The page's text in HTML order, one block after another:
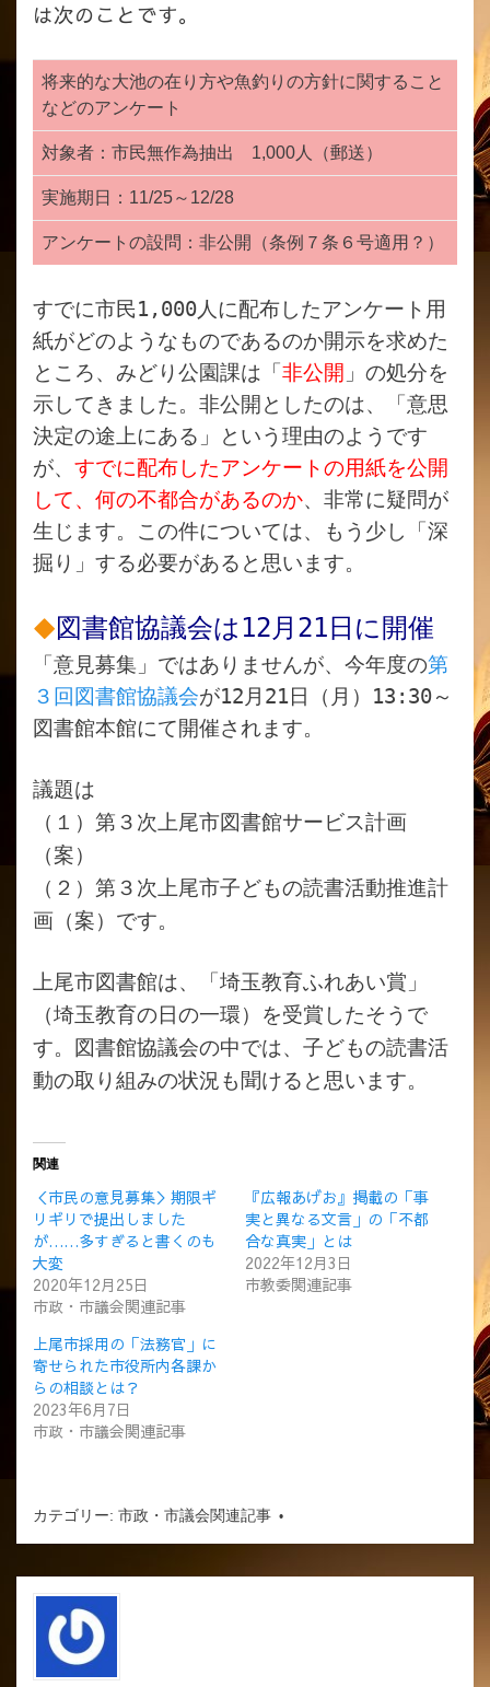
は次のことです。
将来的な大池の在り方や魚釣りの方針に関すること
などのアンケート
対象者：市民無作為抽出 1,000人（郵送）
実施期日：11/25～12/28
アンケートの設問：非公開（条例７条６号適用？）
すでに市民1,000人に配布したアンケート用
紙がどのようなものであるのか開示を求めた
ところ、みどり公園課は「 非公開 」の処分を
示してきました。非公開としたのは、「意思
決定の途上にある」という理由のようです
が、 すでに配布したアンケートの用紙を公開
して、何の不都合があるのか、非常に疑問が
生じます。この件については、もう少し「深
掘り」する必要があると思います。
図書館協議会は12月21日に開催
「意見募集」ではありませんが、今年度の第
３回図書館協議会が12月21日（月）13:30～
図書館本館にて開催されます。
議題は
（１）第３次上尾市図書館サービス計画
（案）
（２）第３次上尾市子どもの読書活動推進計
画（案）です。
上尾市図書館は、「埼玉教育ふれあい賞」
（埼玉教育の日の一環）を受賞したそうで
す。図書館協議会の中では、子どもの読書活
動の取り組みの状況も聞けると思います。
関連
＜市民の意見募集＞期限ギ
リギリで提出しました
が……多すぎると書くのも
大変
2020年12月25日
市政・市議会関連記事
『広報あげお』掲載の「事
実と異なる文言」の「不都
合な真実」とは
2022年12月3日
市教委関連記事
上尾市採用の「法務官」に
寄せられた市役所内各課か
らの相談とは？
2023年6月7日
市政・市議会関連記事
カテゴリー: 市政・市議会関連記事